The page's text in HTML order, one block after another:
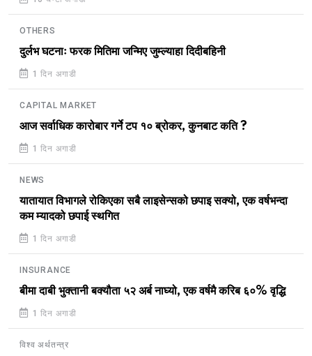
OTHERS
दुर्लभ घटनाः फरक मितिमा जन्मिए जुम्ल्याहा दिदीबहिनी
1 दिन अगाडी
CAPITAL MARKET
आज सर्वाधिक कारोबार गर्ने टप १० ब्रोकर, कुनबाट कति ?
1 दिन अगाडी
NEWS
यातायात विभागले रोकिएका सबै लाइसेन्सको छपाइ सक्यो, एक वर्षभन्दा
कम म्यादको छपाई स्थगित
1 दिन अगाडी
INSURANCE
बीमा दाबी भुक्तानी बक्यौता ५२ अर्ब नाघ्यो, एक वर्षमै करिब ६०% वृद्धि
1 दिन अगाडी
विश्व अर्थतन्त्र